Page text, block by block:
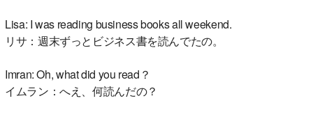
Lisa: I was reading business books all weekend.
リサ：週末ずっとビジネス書を読んでたの。
Imran: Oh, what did you read？
イムラン：へえ、何読んだの？